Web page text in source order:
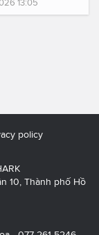
13:05
policy
10, Thành phố Hồ